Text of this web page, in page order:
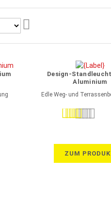
Design-
Aluminium
Edle Weg- und
Bewertung:
ZUM